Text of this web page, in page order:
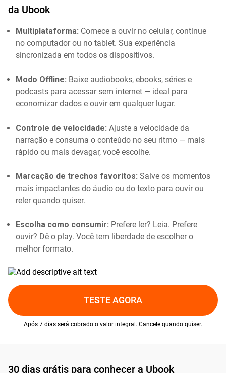
da Ubook
Multiplataforma: Comece a ouvir no celular, continue
no computador ou no tablet. Sua experiência
sincronizada em todos os dispositivos.
Modo Offline: Baixe audiobooks, ebooks, séries e
podcasts para acessar sem internet — ideal para
economizar dados e ouvir em qualquer lugar.
Controle de velocidade: Ajuste a velocidade da
narração e consuma o conteúdo no seu ritmo — mais
rápido ou mais devagar, você escolhe.
Marcação de trechos favoritos: Salve os momentos
mais impactantes do áudio ou do texto para ouvir ou
reler quando quiser.
Escolha como consumir: Prefere ler? Leia. Prefere
ouvir? Dê o play. Você tem liberdade de escolher o
melhor formato.
TESTE AGORA
Após 7 dias será cobrado o valor integral. Cancele quando quiser.
30 dias grátis para conhecer a Ubook